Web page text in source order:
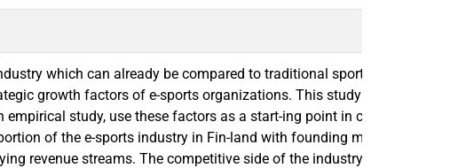
which can already be compared to traditional sports.
growth factors of e-sports organizations. This study takes into
study, use these factors as a start-ing point in complying a
of the e-sports industry in Fin-land with founding members of e-
revenue streams. The competitive side of the industry is currently